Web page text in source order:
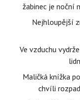
žabinec je noční
Nejhloupější
Ve vzduchu
Maličká knížka
chvíli